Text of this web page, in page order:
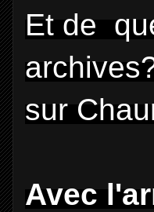
Et de
sur
Avec